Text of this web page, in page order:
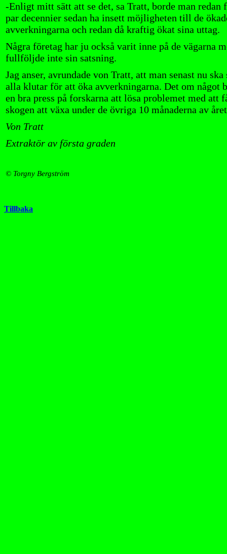
-Enligt mitt sätt att se det, sa Tratt, borde man redan
par decennier sedan ha insett möjligheten till de
avverkningarna och redan då kraftig ökat sina uttag.
Några företag har ju också varit inne på de vägarna
fullföljde inte sin satsning.
Jag anser, avrundade von Tratt, att man senast nu
alla klutar för att öka avverkningarna. Det om något
en bra press på forskarna att lösa problemet med att
skogen att växa under de övriga 10 månaderna av
Von Tratt
Extraktör av första graden
© Torgny Bergström
Tillbaka